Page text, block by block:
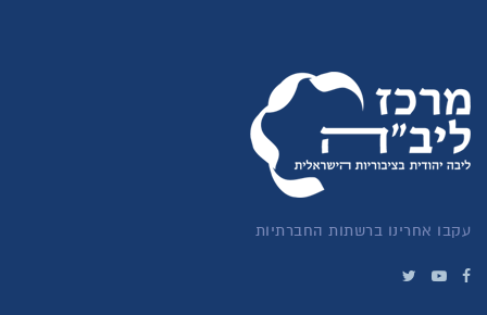
עקבו אחרינו ברשתות החברתיות